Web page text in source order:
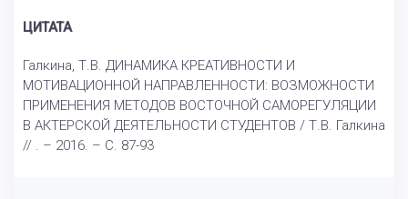
ЦИТАТА
Галкина, Т.В. ДИНАМИКА КРЕАТИВНОСТИ И
МОТИВАЦИОННОЙ НАПРАВЛЕННОСТИ: ВОЗМОЖНОСТИ
ПРИМЕНЕНИЯ МЕТОДОВ ВОСТОЧНОЙ САМОРЕГУЛЯЦИИ
В АКТЕРСКОЙ ДЕЯТЕЛЬНОСТИ СТУДЕНТОВ / Т.В. Галкина
// . – 2016. – С. 87-93